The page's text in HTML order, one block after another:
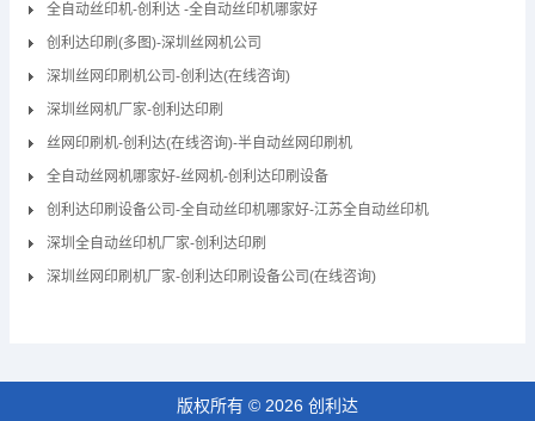
全自动丝印机-创利达 -全自动丝印机哪家好
创利达印刷(多图)-深圳丝网机公司
深圳丝网印刷机公司-创利达(在线咨询)
深圳丝网机厂家-创利达印刷
丝网印刷机-创利达(在线咨询)-半自动丝网印刷机
全自动丝网机哪家好-丝网机-创利达印刷设备
创利达印刷设备公司-全自动丝印机哪家好-江苏全自动丝印机
深圳全自动丝印机厂家-创利达印刷
深圳丝网印刷机厂家-创利达印刷设备公司(在线咨询)
版权所有 © 2026 创利达